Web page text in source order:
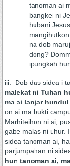
tanoman ai
bangkei ni
hubani
na dob
dong?
ipungkah
iii. Dob das sidea i
malekat ni Tuhan
ma ai lanjar
on ai ma bukti
Marhiteihon ni ai,
gabe malas ni uhur.
sidea tanoman ai,
parjumpahan ni
hun tanoman ai,